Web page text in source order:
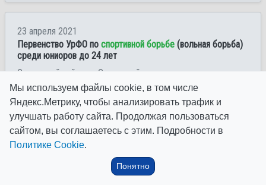
23 апреля 2021
Первенство УрФО по спортивной борьбе (вольная борьба)
среди юниоров до 24 лет
Сургутский район, гп.Солнечный
Вольная борьба
Мы используем файлы cookie, в том числе
Яндекс.Метрику, чтобы анализировать трафик и
улучшать работу сайта. Продолжая пользоваться
сайтом, вы соглашаетесь с этим. Подробности в
Политике Cookie.
Понятно